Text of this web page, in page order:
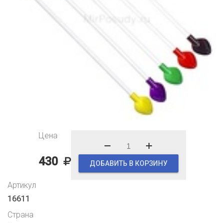
Цена
430 ДОБАВИТЬ В КОРЗИНУ
Артикул
16611
Страна